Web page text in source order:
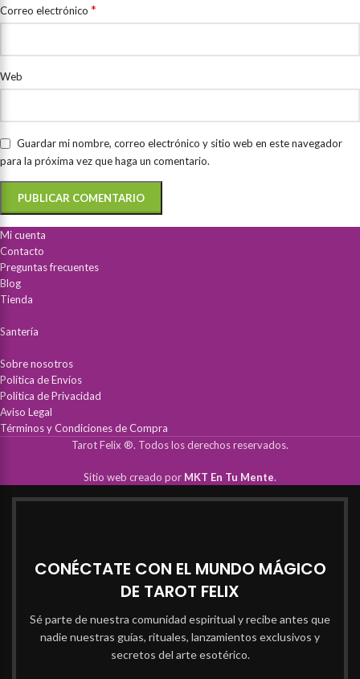
Correo electrónico *
Web
Guardar mi nombre, correo electrónico y sitio web en este navegador
para la próxima vez que haga un comentario.
Mi cuenta
Contacto
Preguntas frecuentes
Blog
Tienda
Santería
Sobre nosotros
Política de Envíos
Política de Privacidad
Aviso Legal
Términos y Condiciones de Compra
Tarot Felix ®. Todos los derechos reservados.
Sitio web creado por MKT En Tu Mente.
CONÉCTATE CON EL MUNDO MÁGICO
DE TAROT FELIX
Sé parte de nuestra comunidad espiritual y recibe antes que
nadie nuestras guías, rituales, lanzamientos exclusivos y
secretos del arte esotérico.